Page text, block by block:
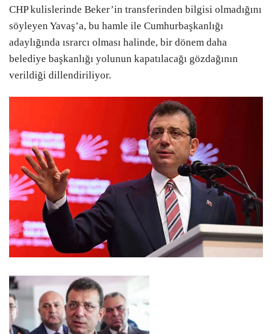
CHP kulislerinde Beker’in transferinden bilgisi olmadığını
söyleyen Yavaş’a, bu hamle ile Cumhurbaşkanlığı
adaylığında ısrarcı olması halinde, bir dönem daha
belediye başkanlığı yolunun kapatılacağı gözdağının
verildiği dillendiriliyor.